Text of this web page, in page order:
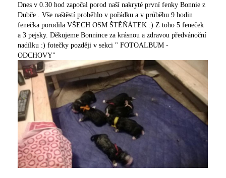
Dnes v 0.30 hod započal porod naší nakryté první fenky Bonnie z
Dubče . Vše naštěstí proběhlo v pořádku a v průběhu 9 hodin
fenečka porodila VŠECH OSM ŠTĚŇÁTEK :) Z toho 5 feneček
a 3 pejsky. Děkujeme Bonnince za krásnou a zdravou předvánoční
nadílku :) fotečky později v sekci " FOTOALBUM -
ODCHOVY"